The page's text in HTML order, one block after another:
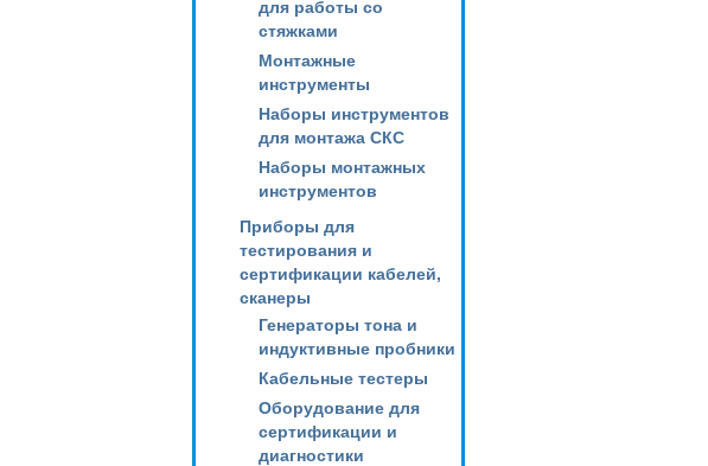
для работы со
стяжками
Монтажные
инструменты
Наборы инструментов
для монтажа СКС
Наборы монтажных
инструментов
Приборы для
тестирования и
сертификации кабелей,
сканеры
Генераторы тона и
индуктивные пробники
Кабельные тестеры
Оборудование для
сертификации и
диагностики